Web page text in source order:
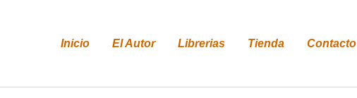
Inicio El Autor Librerias Tienda Contacto